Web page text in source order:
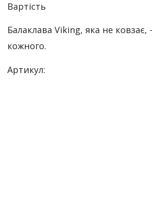
Вартість
Балаклава Viking, яка не
кожного.
Артикул: